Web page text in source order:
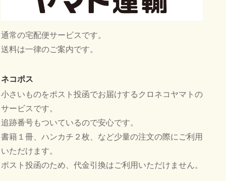
通常の宅配便サービスです。
送料は一律のご案内です。
ネコポス
小さいものをポスト投函でお届けするクロネコヤマトの
サービスです。
追跡番号もついているので安心です。
書籍１冊、ハンカチ２枚、など少量の注文の際にご利用
いただけます。
ポスト投函のため、代金引換はご利用いただけません。